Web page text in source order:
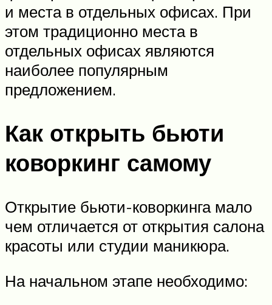
и места в отдельных офисах. При
этом традиционно места в
отдельных офисах являются
наиболее популярным
предложением.
Как открыть бьюти
коворкинг самому
Открытие бьюти-коворкинга мало
чем отличается от открытия салона
красоты или студии маникюра.
На начальном этапе необходимо: